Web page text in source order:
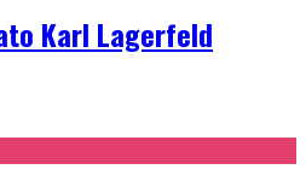
Karl Lagerfeld